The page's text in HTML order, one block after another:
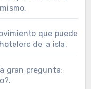
que puede
de la isla.
gran pregunta: